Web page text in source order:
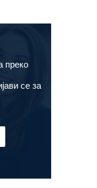
преко
се за